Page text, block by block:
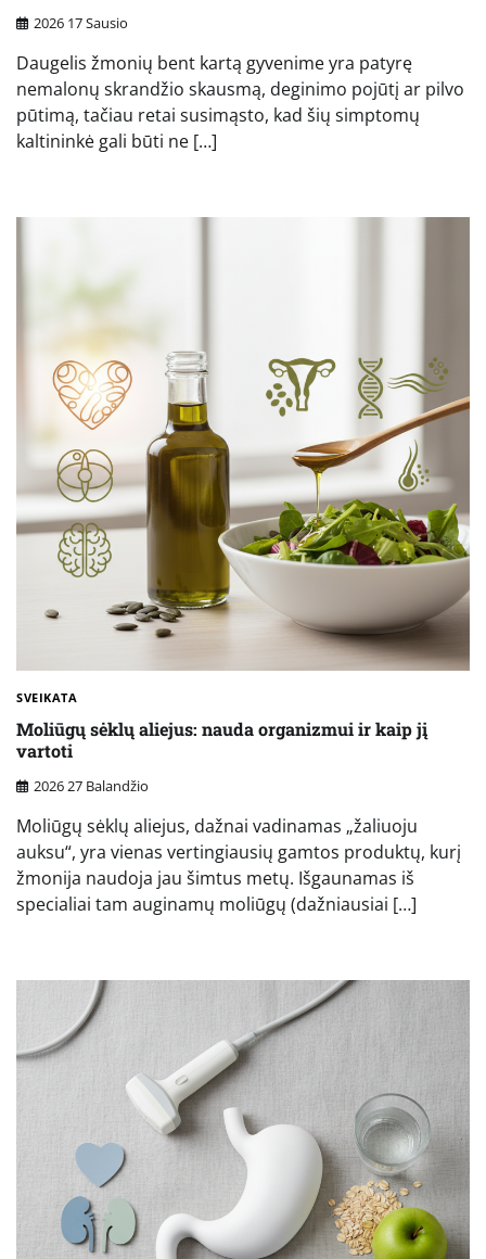
2026 17 Sausio
Daugelis žmonių bent kartą gyvenime yra patyrę
nemalonų skrandžio skausmą, deginimo pojūtį ar pilvo
pūtimą, tačiau retai susimąsto, kad šių simptomų
kaltininkė gali būti ne […]
SVEIKATA
Moliūgų sėklų aliejus: nauda organizmui ir kaip jį
vartoti
2026 27 Balandžio
Moliūgų sėklų aliejus, dažnai vadinamas „žaliuoju
auksu“, yra vienas vertingiausių gamtos produktų, kurį
žmonija naudoja jau šimtus metų. Išgaunamas iš
specialiai tam auginamų moliūgų (dažniausiai […]